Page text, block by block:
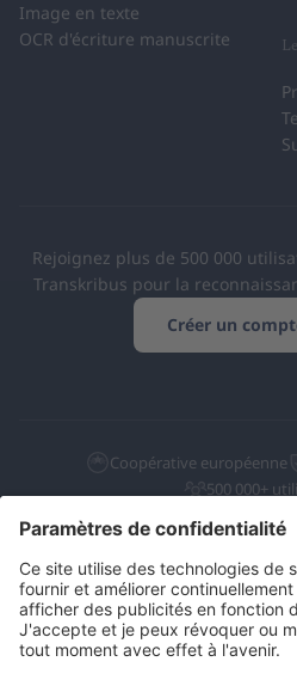
Image en texte
OCR d'écriture manuscrite
Rejoignez plus de 500 000
Transkribus pour la
Créer un
Coopérative européenne
500 000+